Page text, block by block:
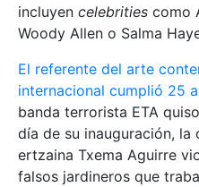
incluyen celebrities como
Woody Allen o Salma
El referente del arte
internacional cumplió 25
banda terrorista ETA
día de su inauguración, la
ertzaina Txema Aguirre
falsos jardineros que